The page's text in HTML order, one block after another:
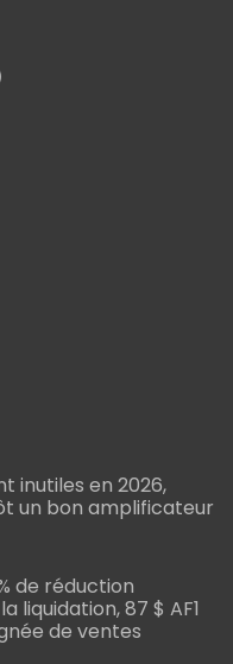
inutiles en 2026,
un bon amplificateur
de réduction
liquidation, 87 $ AF1
de ventes